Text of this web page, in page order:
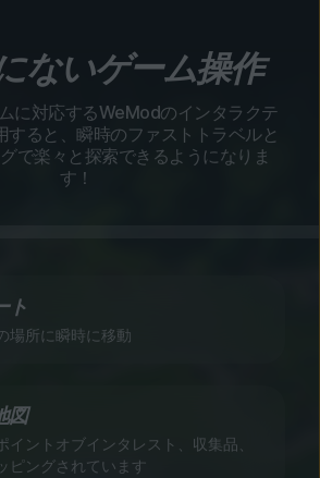
ないゲーム操作
に対応するWeModのインタラクテ
すると、瞬時のファストトラベルと
で楽々と探索できるようになりま
す！
ト
場所に瞬時に移動
図
イントオブインタレスト、収集品、
ピングされています